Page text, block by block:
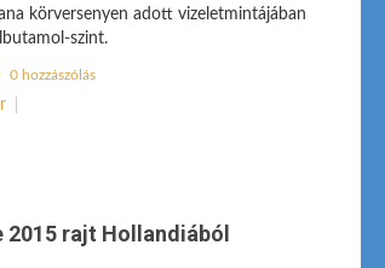
körversenyen adott vizeletmintájában
szint.
0 hozzászólás
2015 rajt Hollandiából